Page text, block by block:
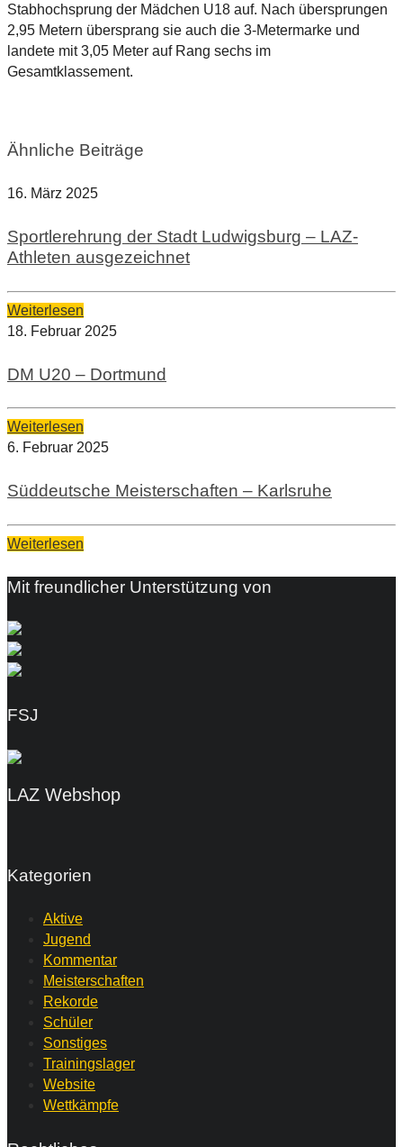
Stabhochsprung der Mädchen U18 auf. Nach übersprungen
2,95 Metern übersprang sie auch die 3-Metermarke und
landete mit 3,05 Meter auf Rang sechs im
Gesamtklassement.
Ähnliche Beiträge
16. März 2025
Sportlerehrung der Stadt Ludwigsburg – LAZ-
Athleten ausgezeichnet
Weiterlesen
18. Februar 2025
DM U20 – Dortmund
Weiterlesen
6. Februar 2025
Süddeutsche Meisterschaften – Karlsruhe
Weiterlesen
Mit freundlicher Unterstützung von
FSJ
LAZ Webshop
Kategorien
Aktive
Jugend
Kommentar
Meisterschaften
Rekorde
Schüler
Sonstiges
Trainingslager
Website
Wettkämpfe